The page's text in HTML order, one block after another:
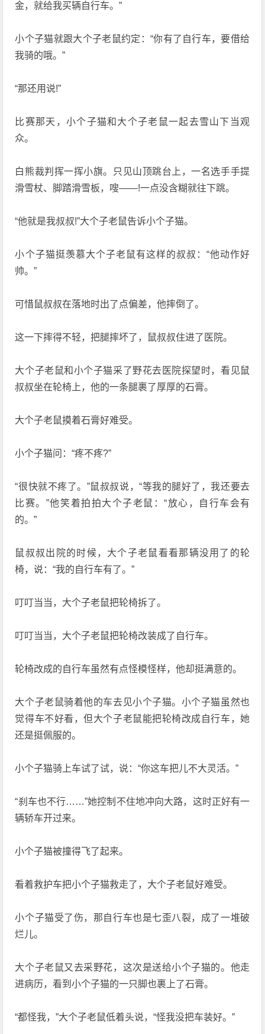
金，就给我买辆自行车。”
小个子猫就跟大个子老鼠约定：“你有了自行车，要借给
我骑的哦。”
“那还用说!”
比赛那天，小个子猫和大个子老鼠一起去雪山下当观
众。
白熊裁判挥一挥小旗。只见山顶跳台上，一名选手手提
滑雪杖、脚踏滑雪板，嗖——!一点没含糊就往下跳。
“他就是我叔叔!”大个子老鼠告诉小个子猫。
小个子猫挺羡慕大个子老鼠有这样的叔叔：“他动作好
帅。”
可惜鼠叔叔在落地时出了点偏差，他摔倒了。
这一下摔得不轻，把腿摔坏了，鼠叔叔住进了医院。
大个子老鼠和小个子猫采了野花去医院探望时，看见鼠
叔叔坐在轮椅上，他的一条腿裹了厚厚的石膏。
大个子老鼠摸着石膏好难受。
小个子猫问：“疼不疼?”
“很快就不疼了。”鼠叔叔说，“等我的腿好了，我还要去
比赛。”他笑着拍拍大个子老鼠：“放心，自行车会有
的。”
鼠叔叔出院的时候，大个子老鼠看看那辆没用了的轮
椅，说：“我的自行车有了。”
叮叮当当，大个子老鼠把轮椅拆了。
叮叮当当，大个子老鼠把轮椅改装成了自行车。
轮椅改成的自行车虽然有点怪模怪样，他却挺满意的。
大个子老鼠骑着他的车去见小个子猫。小个子猫虽然也
觉得车不好看，但大个子老鼠能把轮椅改成自行车，她
还是挺佩服的。
小个子猫骑上车试了试，说：“你这车把儿不大灵活。”
“刹车也不行……”她控制不住地冲向大路，这时正好有一
辆轿车开过来。
小个子猫被撞得飞了起来。
看着救护车把小个子猫救走了，大个子老鼠好难受。
小个子猫受了伤，那自行车也是七歪八裂，成了一堆破
烂儿。
大个子老鼠又去采野花，这次是送给小个子猫的。他走
进病历，看到小个子猫的一只脚也裹上了石膏。
“都怪我，”大个子老鼠低着头说，“怪我没把车装好。”